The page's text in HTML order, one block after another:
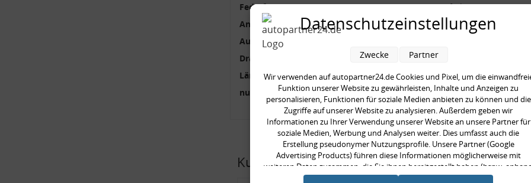
Federform:
Schraubenfeder
Anzahl der Windungen:
9,5
Außendurchmesser [mm]:
Drahtdurchmesser [mm]:
9,2 mm
Länge [mm]:
348,0 mm
nur paarweise austauschen:
Kunden kauften auch
Datenschutzeinstellungen
Wir verwenden auf autopartner24.de Cookies und Pixel, um die
Funktion unserer Website zu gewährleisten, Inhalte und Anzeigen zu
personalisieren, Funktionen für soziale Medien anbieten zu können und die
Zugriffe auf unserer Website zu analysieren. Außerdem geben wir
Informationen zu Ihrer Verwendung unserer Website an unsere Partner für
soziale Medien, Werbung und Analysen weiter. Dies umfasst auch die
Erstellung pseudonymer Nutzungsprofile. Unsere Partner (Google
Advertising Products) führen diese Informationen möglicherweise mit
weiteren Daten zusammen, die Sie ihnen bereitgestellt haben (bspw.
eines persönlichen Accounts) oder welche sie im Rahmen Ihrer Nutzung der
Zwecke Partner